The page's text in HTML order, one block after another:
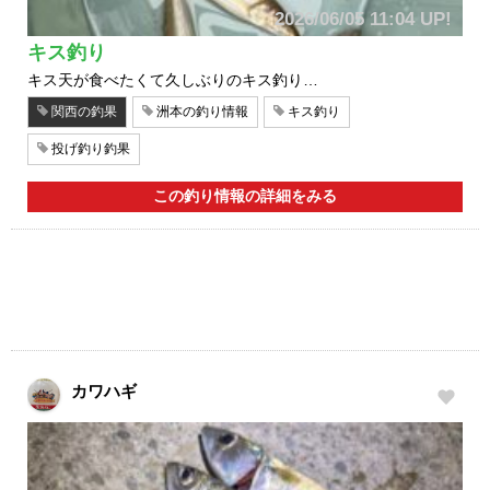
2026/06/05 11:04 UP!
キス釣り
キス天が食べたくて久しぶりのキス釣り…
関西の釣果 洲本の釣り情報 キス釣り
投げ釣り釣果
この釣り情報の詳細をみる
カワハギ